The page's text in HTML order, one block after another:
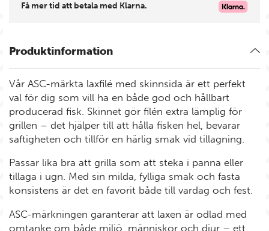
Få mer tid att betala med Klarna.
Produktinformation
Vår ASC-märkta laxfilé med skinnsida är ett perfekt
val för dig som vill ha en både god och hållbart
producerad fisk. Skinnet gör filén extra lämplig för
grillen – det hjälper till att hålla fisken hel, bevarar
saftigheten och tillför en härlig smak vid tillagning.
Passar lika bra att grilla som att steka i panna eller
tillaga i ugn. Med sin milda, fylliga smak och fasta
konsistens är det en favorit både till vardag och fest.
ASC-märkningen garanterar att laxen är odlad med
omtanke om både miljö, människor och djur – ett